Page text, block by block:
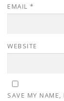
EMAIL *
WEBSITE
SAVE MY